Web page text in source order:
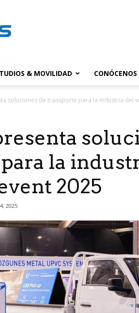
& MOVILIDAD CONÓCENOS
soluciones de transporte para la industria del
la
2025
2025